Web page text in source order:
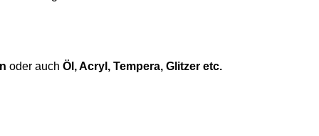
oder auch Öl, Acryl, Tempera, Glitzer etc.